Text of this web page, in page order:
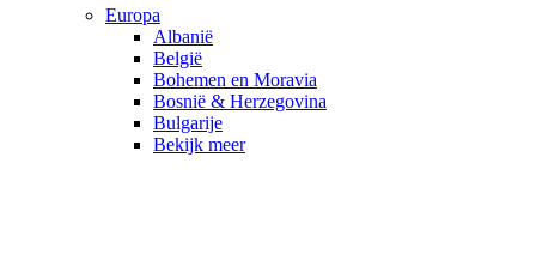
Europa
Albanië
België
Bohemen en Moravia
Bosnië & Herzegovina
Bulgarije
Bekijk meer